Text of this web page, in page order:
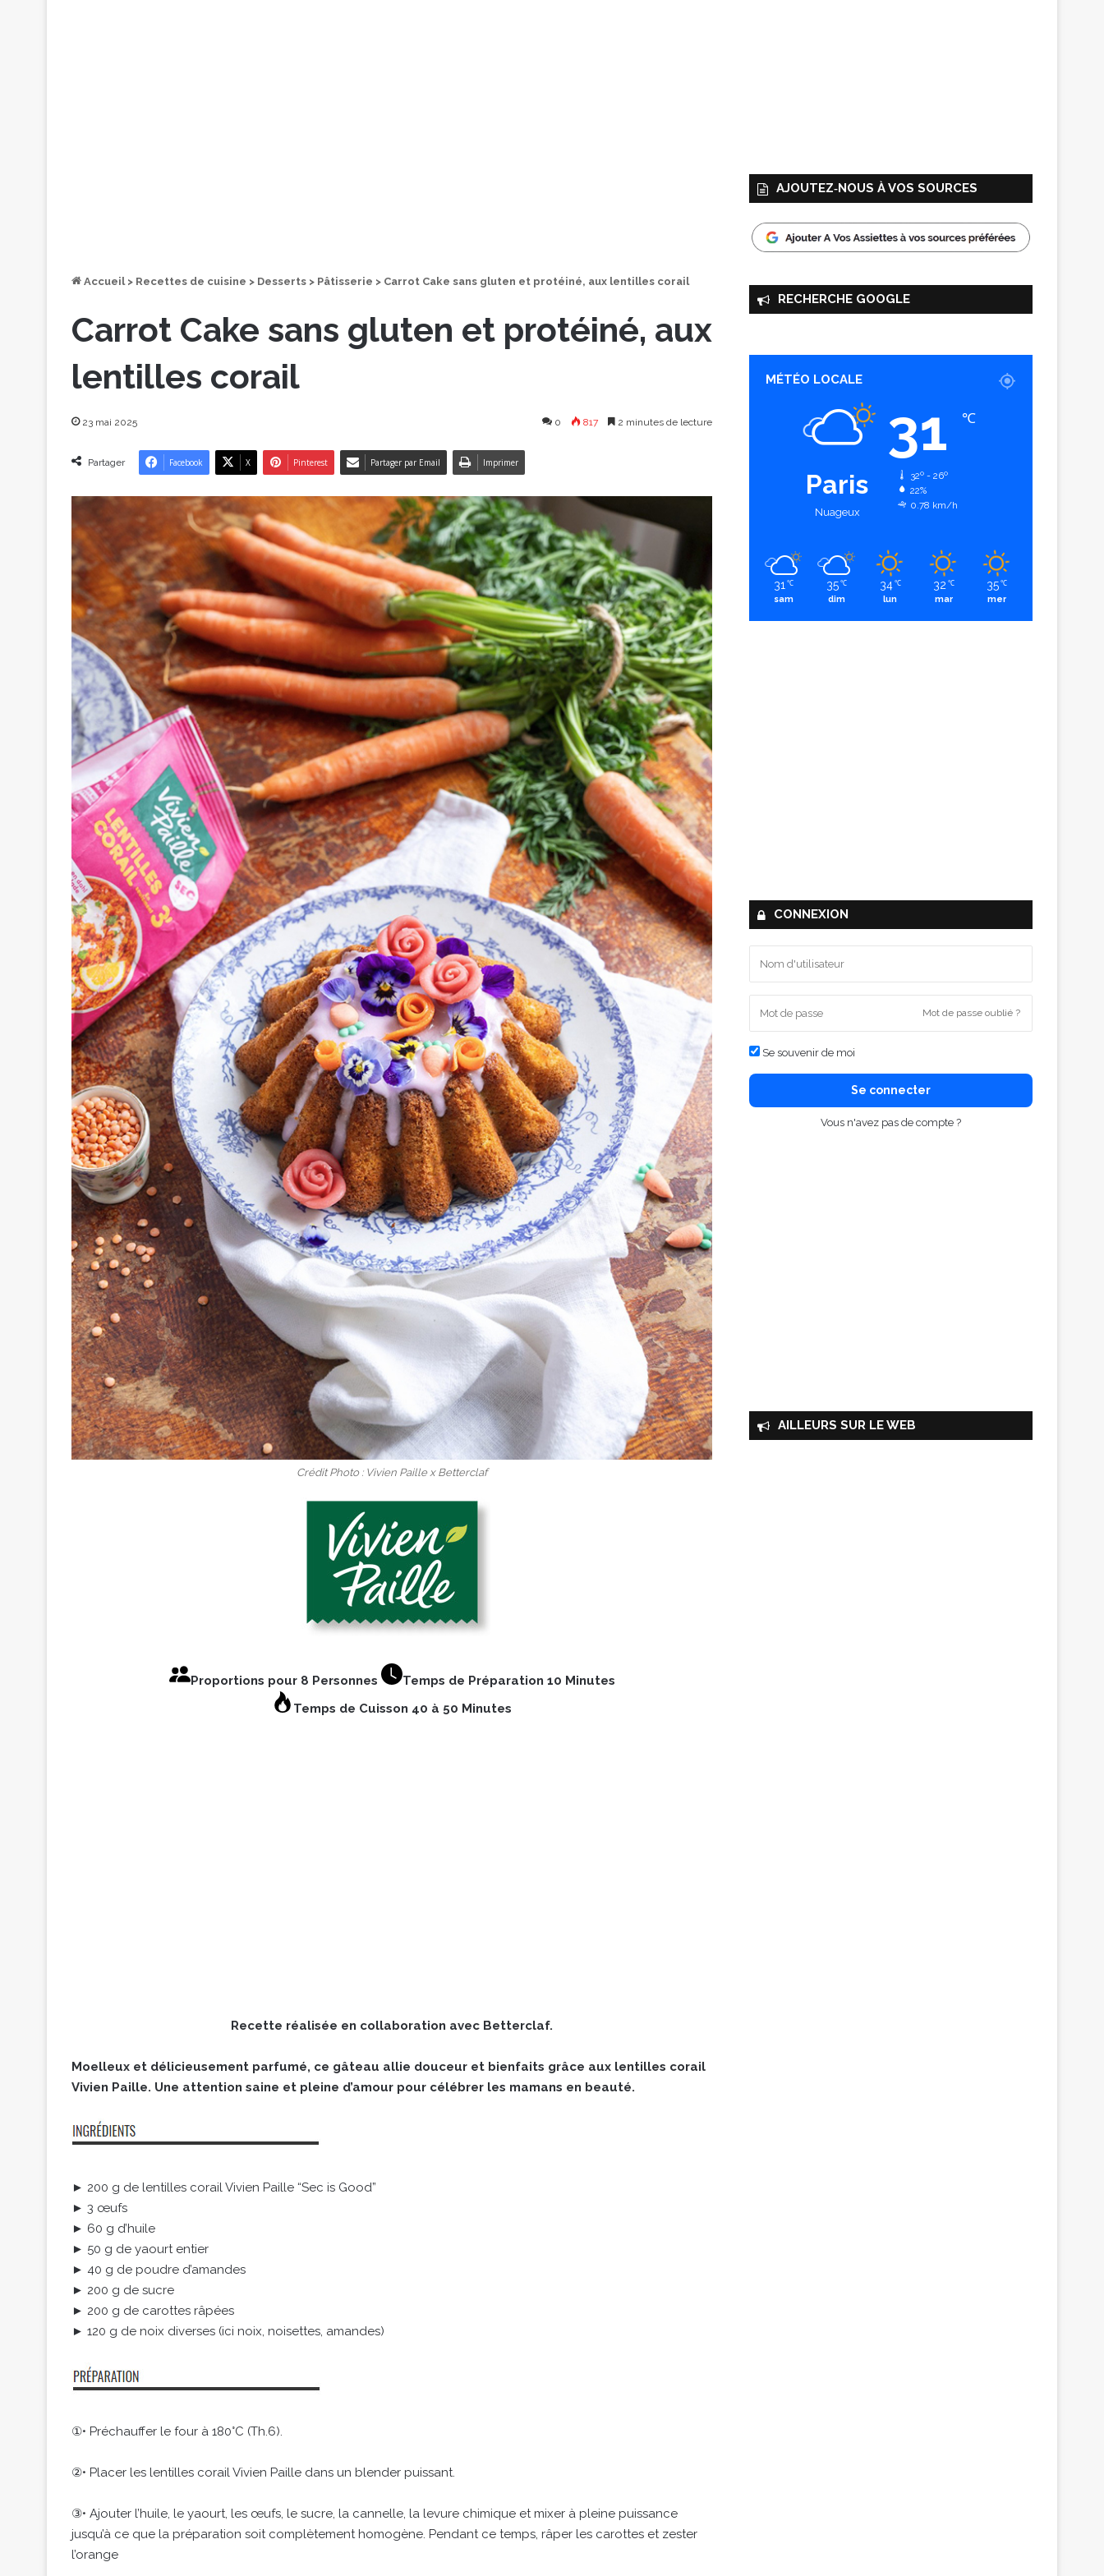
Accueil > Recettes de cuisine > Desserts > Pâtisserie > Carrot Cake sans gluten et protéiné, aux lentilles corail
Carrot Cake sans gluten et protéiné, aux
lentilles corail
23 mai 2025 0 817 2 minutes de lecture
Partager Facebook X Pinterest Partager par Email Imprimer
Crédit Photo : Vivien Paille x Betterclaf
Proportions pour 8 Personnes
Temps de Préparation 10 Minutes
Temps de Cuisson 40 à 50 Minutes
Recette réalisée en collaboration avec Betterclaf.
Moelleux et délicieusement parfumé, ce gâteau allie douceur et bienfaits grâce aux lentilles corail
Vivien Paille. Une attention saine et pleine d’amour pour célébrer les mamans en beauté.
► 200 g de lentilles corail Vivien Paille “Sec is Good”
► 3 œufs
► 60 g d’huile
► 50 g de yaourt entier
► 40 g de poudre d’amandes
► 200 g de sucre
► 200 g de carottes râpées
► 120 g de noix diverses (ici noix, noisettes, amandes)
①• Préchauffer le four à 180°C (Th.6).
②• Placer les lentilles corail Vivien Paille dans un blender puissant.
③• Ajouter l’huile, le yaourt, les œufs, le sucre, la cannelle, la levure chimique et mixer à pleine puissance
jusqu’à ce que la préparation soit complètement homogène. Pendant ce temps, râper les carottes et zester
l’orange
AJOUTEZ‑NOUS À VOS SOURCES
RECHERCHE GOOGLE
MÉTÉO LOCALE
Paris
Nuageux
31 ℃
32º - 26º
22%
0.78 km/h
31 ℃
sam
35 ℃
dim
34 ℃
lun
32 ℃
mar
35 ℃
mer
CONNEXION
Mot de passe oublié ?
Se souvenir de moi
Se connecter
Vous n'avez pas de compte ?
AILLEURS SUR LE WEB